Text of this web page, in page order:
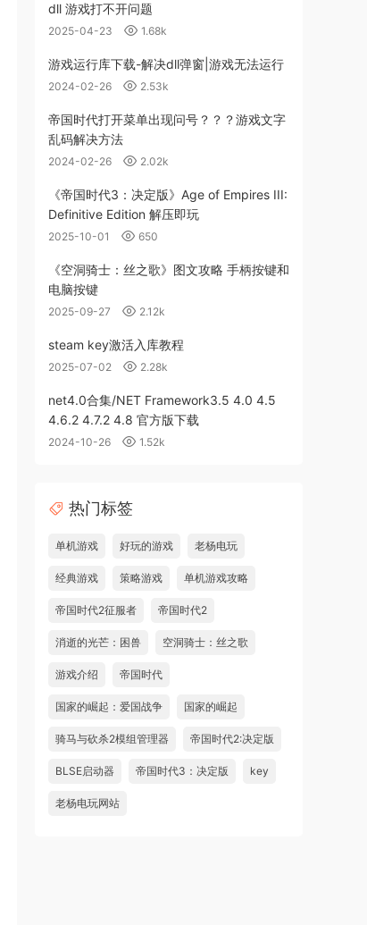
dll 游戏打不开问题
2025-04-23 1.68k
游戏运行库下载-解决dll弹窗|游戏无法运行
2024-02-26 2.53k
帝国时代打开菜单出现问号？？？游戏文字
乱码解决方法
2024-02-26 2.02k
《帝国时代3：决定版》Age of Empires III:
Definitive Edition 解压即玩
2025-10-01 650
《空洞骑士：丝之歌》图文攻略 手柄按键和
电脑按键
2025-09-27 2.12k
steam key激活入库教程
2025-07-02 2.28k
net4.0合集/NET Framework3.5 4.0 4.5
4.6.2 4.7.2 4.8 官方版下载
2024-10-26 1.52k
热门标签
单机游戏 好玩的游戏 老杨电玩
经典游戏 策略游戏 单机游戏攻略
帝国时代2征服者 帝国时代2
消逝的光芒：困兽 空洞骑士：丝之歌
游戏介绍 帝国时代
国家的崛起：爱国战争 国家的崛起
骑马与砍杀2模组管理器 帝国时代2:决定版
BLSE启动器 帝国时代3：决定版 key
老杨电玩网站